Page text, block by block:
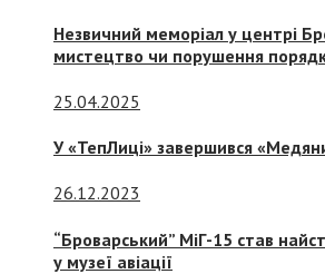
Незвичний меморіал у центрі
мистецтво чи порушення
25.04.2025
У «ТепЛиці» завершився
26.12.2023
“Броварський” МіГ-15 став
у музеї авіації